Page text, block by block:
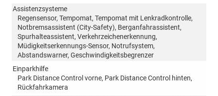
Assistenzsysteme
Regensensor, Tempomat, Tempomat mit Lenkradkontrolle,
Notbremsassistent (City-Safety), Berganfahrassistent,
Spurhalteassistent, Verkehrzeichenerkennung,
Müdigkeitserkennungs-Sensor, Notrufsystem,
Abstandswarner, Geschwindigkeitsbegrenzer
Einparkhilfe
Park Distance Control vorne, Park Distance Control hinten,
Rückfahrkamera